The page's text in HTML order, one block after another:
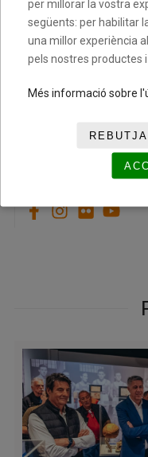
Passades que
per millorar la vostra
següents: per habilitar
una millor experiència
pels nostres productes i
Més informació sobre